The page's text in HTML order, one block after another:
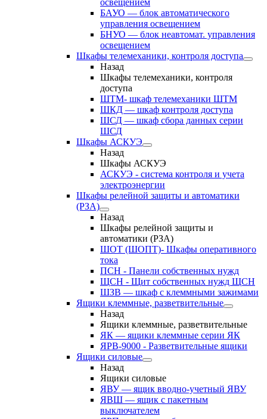
освещением
БАУО — блок автоматического
управления освещением
БНУО — блок неавтомат. управления
освещением
Шкафы телемеханики, контроля доступа
Назад
Шкафы телемеханики, контроля
доступа
ШТМ- шкаф телемеханики ШТМ
ШКД — шкаф контроля доступа
ШСД — шкаф сбора данных серии
ШСД
Шкафы АСКУЭ
Назад
Шкафы АСКУЭ
АСКУЭ - система контроля и учета
электроэнергии
Шкафы релейной защиты и автоматики
(РЗА)
Назад
Шкафы релейной защиты и
автоматики (РЗА)
ШОТ (ШОПТ)- Шкафы оперативного
тока
ПСН - Панели собственных нужд
ЩСН - Щит собственных нужд ЩСН
ШЗВ — шкаф с клеммными зажимами
Ящики клеммные, разветвительные
Назад
Ящики клеммные, разветвительные
ЯК — ящики клеммные серии ЯК
ЯРВ-9000 - Разветвительные ящики
Ящики силовые
Назад
Ящики силовые
ЯВУ — ящик вводно-учетный ЯВУ
ЯВШ — ящик с пакетным
выключателем